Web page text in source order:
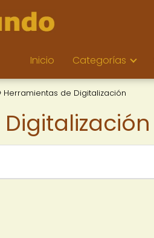
Inicio Categorías
Herramientas de Digitalización